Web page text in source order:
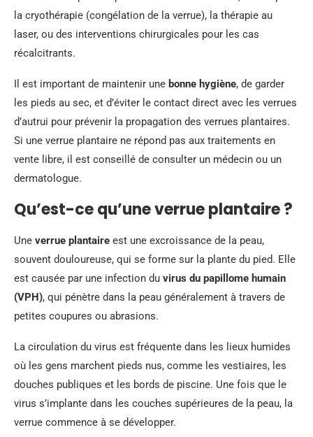
la cryothérapie (congélation de la verrue), la thérapie au
laser, ou des interventions chirurgicales pour les cas
récalcitrants.
Il est important de maintenir une bonne hygiène, de garder
les pieds au sec, et d’éviter le contact direct avec les verrues
d’autrui pour prévenir la propagation des verrues plantaires.
Si une verrue plantaire ne répond pas aux traitements en
vente libre, il est conseillé de consulter un médecin ou un
dermatologue.
Qu’est-ce qu’une verrue plantaire ?
Une verrue plantaire est une excroissance de la peau,
souvent douloureuse, qui se forme sur la plante du pied. Elle
est causée par une infection du virus du papillome humain
(VPH), qui pénètre dans la peau généralement à travers de
petites coupures ou abrasions.
La circulation du virus est fréquente dans les lieux humides
où les gens marchent pieds nus, comme les vestiaires, les
douches publiques et les bords de piscine. Une fois que le
virus s’implante dans les couches supérieures de la peau, la
verrue commence à se développer.